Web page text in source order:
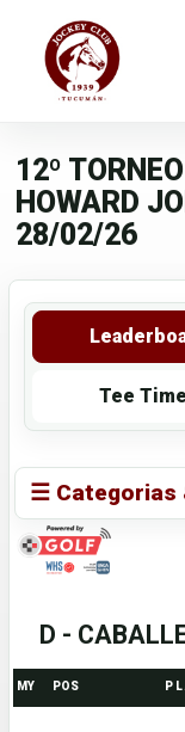
12º
HOWARD
28/02/26
Tee
☰ Categorias
D -
MY POS P L